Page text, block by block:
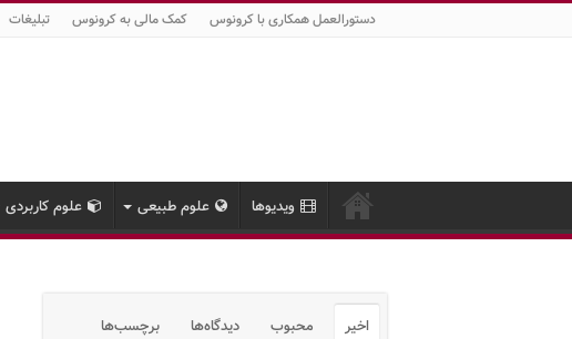
دستورالعمل همکاری با کرونوس کمک مالی به کرونوس تبلیغات
ویدیوها علوم طبیعی علوم کاربردی
اخیر محبوب دیدگاه‌ها برچسب‌ها